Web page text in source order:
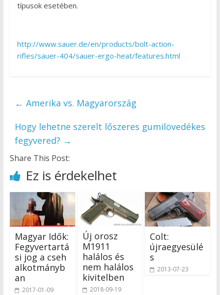
típusok esetében.
http://www.sauer.de/en/products/bolt-action-
rifles/sauer-404/sauer-ergo-heat/features.html
← Amerika vs. Magyarország
Hogy lehetne szerelt lőszeres gumilövedékes
fegyvered? →
Share This Post:
Ez is érdekelhet
Magyar Idők:
Fegyvertartá
si jog a cseh
alkotmányb
an
2017-01-09
Új orosz
M1911
halálos és
nem halálos
kivitelben
2018-09-19
Colt:
újraegyesülé
s
2013-07-23